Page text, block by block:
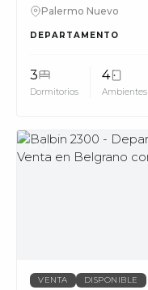
Palermo Nuevo
DEPARTAMENTO
3
Dormitorios
4
Ambientes
MUV
VENTA DISPONIBLE